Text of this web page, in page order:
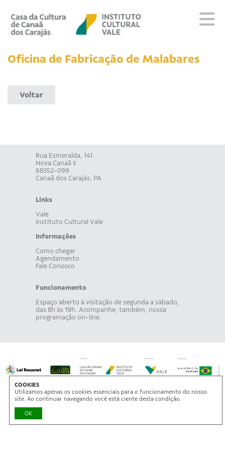
COOKIES
Utilizamos apenas os cookies essenciais para o funcionamento do nosso
site. Ao continuar navegando você está ciente desta condição.
OK
Sobre
Oficina de Fabricação de Malabares
Voltar
Rua Esmeralda, 141
Nova Canaã II
68352-099
Canaã dos Carajás, PA
Links
Vale
Instituto Cultural Vale
Informações
Como chegar
Agendamento
Fale Conosco
Funcionamento
Espaço aberto à visitação de segunda a sábado,
das 8h às 19h. Acompanhe, também, nossa
programação on-line.